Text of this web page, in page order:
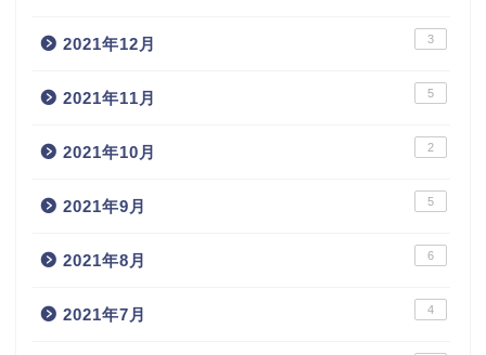
2021年12月 3
2021年11月 5
2021年10月 2
2021年9月 5
2021年8月 6
2021年7月 4